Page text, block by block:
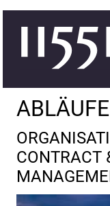
CONTRACT
Handeln
finden;